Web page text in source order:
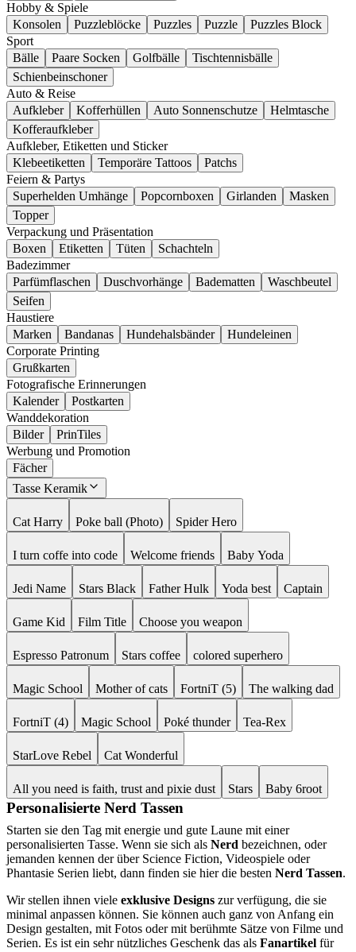
Hobby & Spiele
Konsolen
Puzzleblöcke Puzzles Puzzle
Puzzles Block
Sport
Bälle
Paare Socken Golfbälle
Tischtennisbälle
Schienbeinschoner
Auto & Reise
Aufkleber
Kofferhüllen Auto Sonnenschutze
Helmtasche
Kofferaufkleber
Aufkleber, Etiketten und Sticker
Klebeetiketten
Temporäre Tattoos
Patchs
Feiern & Partys
Superhelden Umhänge
Popcornboxen Girlanden
Masken
Topper
Verpackung und Präsentation
Boxen
Etiketten Tüten
Schachteln
Badezimmer
Parfümflaschen
Duschvorhänge Badematten
Waschbeutel
Seifen
Haustiere
Marken
Bandanas Hundehalsbänder
Hundeleinen
Corporate Printing
Grußkarten
Fotografische Erinnerungen
Kalender
Postkarten
Wanddekoration
Bilder
PrinTiles
Werbung und Promotion
Fächer
Tasse Keramik
Cat Harry Poke ball (Photo) Spider Hero
I turn coffe into code Welcome friends Baby Yoda
Jedi Name Stars Black Father Hulk Yoda best Captain
Game Kid Film Title Choose you weapon
Espresso Patronum Stars coffee colored superhero
Magic School Mother of cats FortniT (5) The walking dad
FortniT (4) Magic School Poké thunder Tea-Rex
StarLove Rebel Cat Wonderful
All you need is faith, trust and pixie dust Stars Baby 6root
Personalisierte Nerd Tassen
Starten sie den Tag mit energie und gute Laune mit einer
personalisierten Tasse. Wenn sie sich als Nerd bezeichnen, oder
jemanden kennen der über Science Fiction, Videospiele oder
Phantasie Serien liebt, dann finden sie hier die besten Nerd Tassen.
Wir stellen ihnen viele exklusive Designs zur verfügung, die sie
minimal anpassen können. Sie können auch ganz von Anfang ein
Design gestalten, mit Fotos oder mit berühmte Sätze von Filme und
Serien. Es ist ein sehr nützliches Geschenk das als Fanartikel für